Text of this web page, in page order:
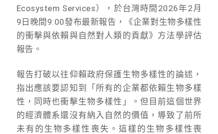
Ecosystem Services），於台灣時間2026年2月
9日晚間9:00發布最新報告，《企業對生物多樣性
的衝擊與依賴與自然對人類的貢獻》方法學評估
報告。
報告打破以往仰賴政府保護生物多樣性的論述，
指出應該要認知到「所有的企業都依賴生物多樣
性，同時也衝擊生物多樣性」。但目前這個世界
的經濟體系還沒有納入自然的價值，導致了前所
未有的生物多樣性喪失。這樣的生物多樣性喪